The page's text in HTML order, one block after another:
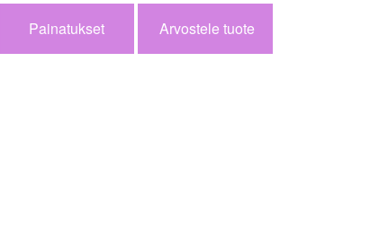
Painatukset Arvostele tuote